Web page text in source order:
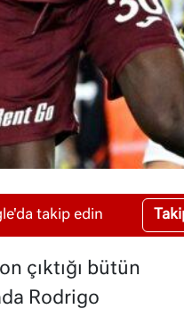
takip edin
çıktığı bütün
Rodrigo